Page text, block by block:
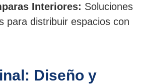
Interiores: Soluciones
para distribuir espacios con
Diseño y